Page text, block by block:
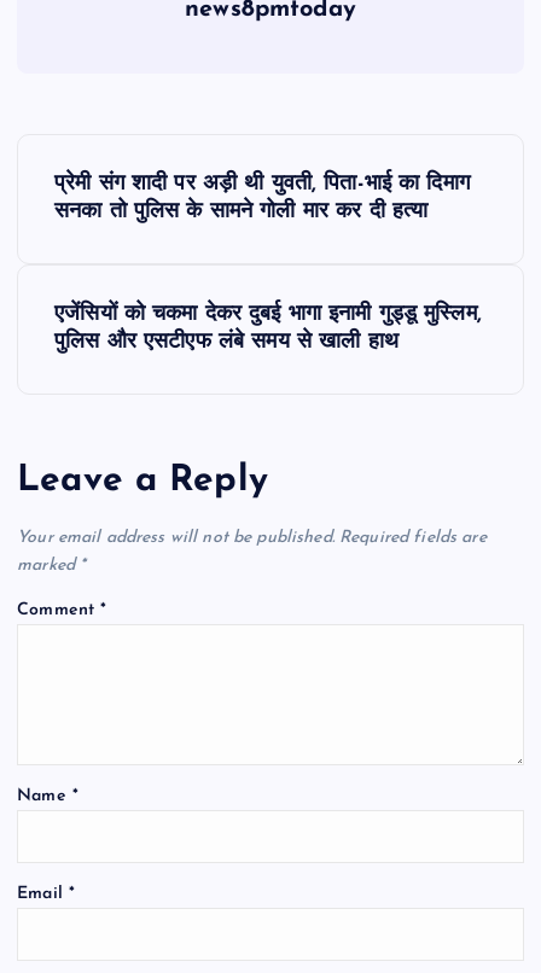
news8pmtoday
a
v
i
i
प्रेमी संग शादी पर अड़ी थी युवती, पिता-भाई का द‍िमाग
सनका तो पुलिस के सामने गोली मार कर दी हत्‍या
एजेंसियों को चकमा देकर दुबई भागा इनामी गुड्डू मुस्लिम,
पुलिस और एसटीएफ लंबे समय से खाली हाथ
Leave a Reply
Your email address will not be published. Required fields are
marked *
Comment*
Name *
Email *